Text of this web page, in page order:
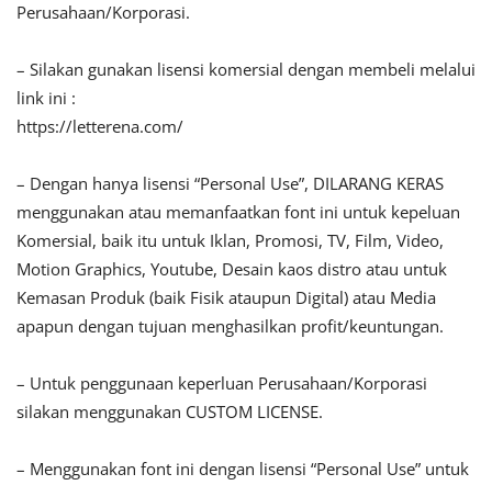
Perusahaan/Korporasi.
– Silakan gunakan lisensi komersial dengan membeli melalui
link ini :
https://letterena.com/
– Dengan hanya lisensi “Personal Use”, DILARANG KERAS
menggunakan atau memanfaatkan font ini untuk kepeluan
Komersial, baik itu untuk Iklan, Promosi, TV, Film, Video,
Motion Graphics, Youtube, Desain kaos distro atau untuk
Kemasan Produk (baik Fisik ataupun Digital) atau Media
apapun dengan tujuan menghasilkan profit/keuntungan.
– Untuk penggunaan keperluan Perusahaan/Korporasi
silakan menggunakan CUSTOM LICENSE.
– Menggunakan font ini dengan lisensi “Personal Use” untuk